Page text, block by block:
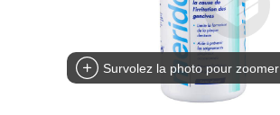
Survolez la photo pour zoomer